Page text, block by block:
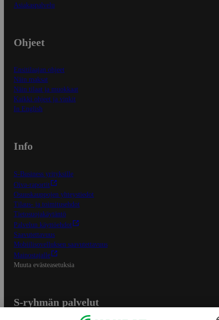
Asiakaspalvelu
Ohjeet
Ensitilaajan ohjeet
Näin maksat
Näin tilaat ja muokkaat
Kaikki ohjeet ja vinkit
In English
Info
S-Business yrityksille
Oiva-raportit
Osuuskauppojen yhteystiedot
Tilaus- ja toimitusehdot
Tietosuojakäytäntö
Palvelun käyttöehdot
Saavutettavuus
Mobiilisovelluksen saavutettavuus
Mainostajalle
Muuta evästeasetuksia
S-ryhmän palvelut